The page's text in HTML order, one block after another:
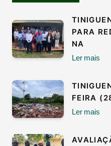
PARA
NA
Ler mais
FEIRA
Ler mais